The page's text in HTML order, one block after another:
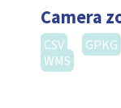
Camera
CSV GPKG
WMS